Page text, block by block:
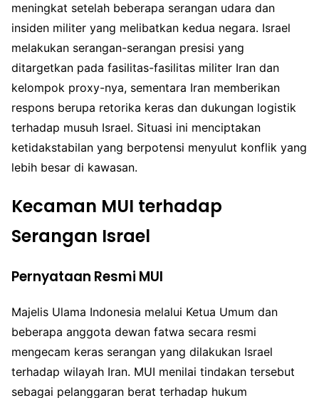
meningkat setelah beberapa serangan udara dan
insiden militer yang melibatkan kedua negara. Israel
melakukan serangan-serangan presisi yang
ditargetkan pada fasilitas-fasilitas militer Iran dan
kelompok proxy-nya, sementara Iran memberikan
respons berupa retorika keras dan dukungan logistik
terhadap musuh Israel. Situasi ini menciptakan
ketidakstabilan yang berpotensi menyulut konflik yang
lebih besar di kawasan.
Kecaman MUI terhadap
Serangan Israel
Pernyataan Resmi MUI
Majelis Ulama Indonesia melalui Ketua Umum dan
beberapa anggota dewan fatwa secara resmi
mengecam keras serangan yang dilakukan Israel
terhadap wilayah Iran. MUI menilai tindakan tersebut
sebagai pelanggaran berat terhadap hukum